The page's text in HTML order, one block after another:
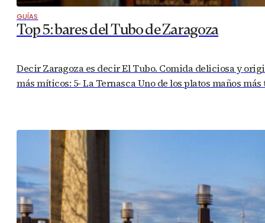
GUÍAS
Top 5: bares del Tubo de Zaragoza
Decir Zaragoza es decir El Tubo. Comida deliciosa y
más míticos: 5- La Ternasca Uno de los platos maños